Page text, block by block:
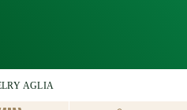
AGLIA